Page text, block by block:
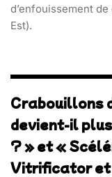
d’enfouissement
Est).
Crabouillons
devient-il
? » et «
Vitrificator et